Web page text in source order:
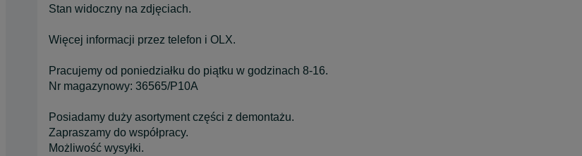
Stan widoczny na zdjęciach.
Więcej informacji przez telefon i OLX.
Pracujemy od poniedziałku do piątku w godzinach 8-16.
Nr magazynowy: 36565/P10A
Posiadamy duży asortyment części z demontażu.
Zapraszamy do współpracy.
Możliwość wysyłki.